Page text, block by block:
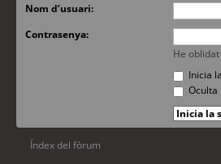
Nom d’usuari:
Contrasenya:
He
Inicia
Oculta
Índex del fòrum